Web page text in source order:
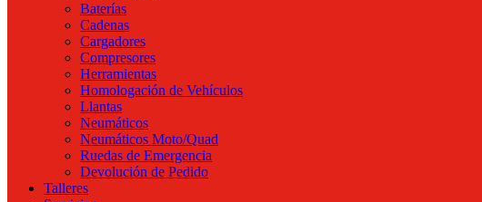
Baterías
Cadenas
Cargadores
Compresores
Herramientas
Homologación de Vehículos
Llantas
Neumáticos
Neumáticos Moto/Quad
Ruedas de Emergencia
Devolución de Pedido
Talleres